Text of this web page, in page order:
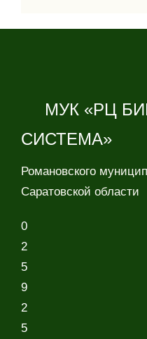
МУК «РЦ
СИСТЕМА»
Романовского
Саратовской области
0
2
5
9
2
5